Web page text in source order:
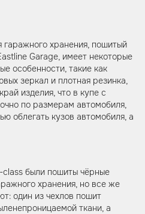
хранения, пошитый
Garage, имеет некоторые
особенности, такие как
зеркал и плотная резинка,
изделия, что в купе с
по размерам автомобиля,
облегать кузов автомобиля, а
были пошиты чёрные
хранения, но все же
один из чехлов пошит
ткани, а